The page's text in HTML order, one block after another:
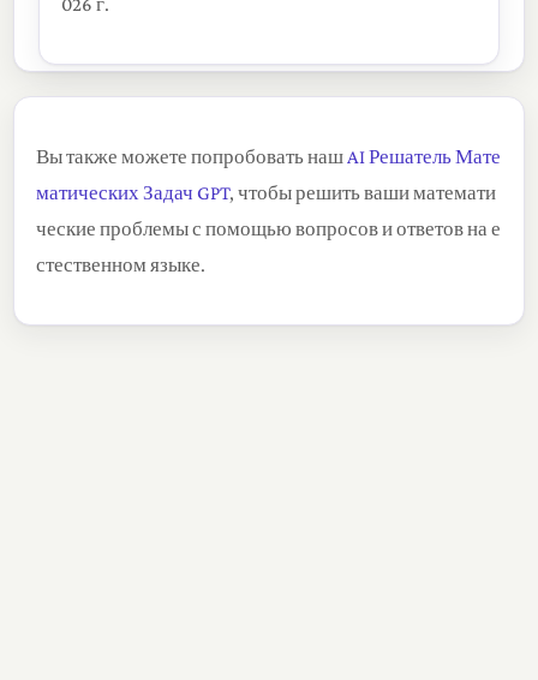
Вы также можете попробовать нашAI Решатель Мате
матических Задач GPT, чтобы решить ваши математи
ческие проблемы с помощью вопросов и ответов на е
стественном языке.